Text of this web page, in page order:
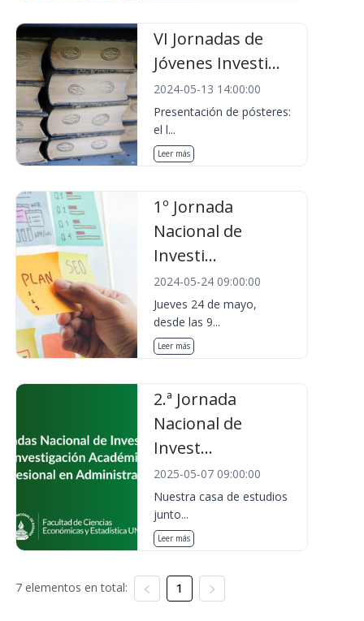
VI Jornadas de
Jóvenes Investi...
2024-05-13 14:00:00
Presentación de pósteres:
el l...
Leer más
1º Jornada
Nacional de
Investi...
2024-05-24 09:00:00
Jueves 24 de mayo,
desde las 9...
Leer más
2.ª Jornada
Nacional de
Invest...
2025-05-07 09:00:00
Nuestra casa de estudios
junto...
Leer más
7 elementos en total: 1